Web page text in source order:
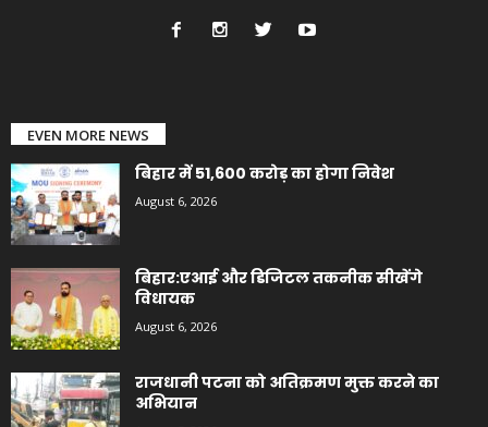
EVEN MORE NEWS
बिहार में 51,600 करोड़ का होगा निवेश
August 6, 2026
बिहार:एआई और डिजिटल तकनीक सीखेंगे
विधायक
August 6, 2026
राजधानी पटना को अतिक्रमण मुक्त करने का
अभियान